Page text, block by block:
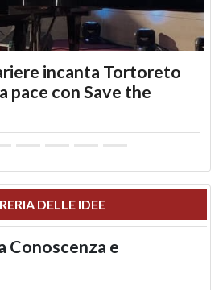
incanta Tortoreto
pace con Save the
DELLE IDEE
Conoscenza e